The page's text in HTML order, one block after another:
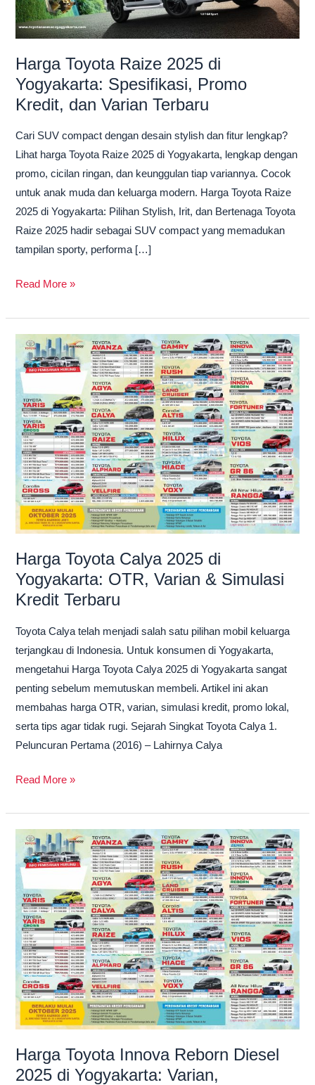
Harga Toyota Raize 2025 di
Yogyakarta: Spesifikasi, Promo
Kredit, dan Varian Terbaru
Cari SUV compact dengan desain stylish dan fitur lengkap?
Lihat harga Toyota Raize 2025 di Yogyakarta, lengkap dengan
promo, cicilan ringan, dan keunggulan tiap variannya. Cocok
untuk anak muda dan keluarga modern. Harga Toyota Raize
2025 di Yogyakarta: Pilihan Stylish, Irit, dan Bertenaga Toyota
Raize 2025 hadir sebagai SUV compact yang memadukan
tampilan sporty, performa […]
Yogyakarta:
Spesifikasi,
Promo
Kredit,
dan
Varian
Read More »
Harga Toyota Calya 2025 di
Yogyakarta: OTR, Varian & Simulasi
Kredit Terbaru
Toyota Calya telah menjadi salah satu pilihan mobil keluarga
terjangkau di Indonesia. Untuk konsumen di Yogyakarta,
mengetahui Harga Toyota Calya 2025 di Yogyakarta sangat
penting sebelum memutuskan membeli. Artikel ini akan
membahas harga OTR, varian, simulasi kredit, promo lokal,
serta tips agar tidak rugi. Sejarah Singkat Toyota Calya 1.
Peluncuran Pertama (2016) – Lahirnya Calya
Harga
Toyota
Calya
2025
di
Yogyakarta:
OTR,
Varian
&
Simulasi
Kredit
Terbaru
Read More »
Harga Toyota Innova Reborn Diesel
2025 di Yogyakarta: Varian,
Harga
Toyota
Innova
Reborn
Diesel
2025
di
Yogyakarta:
Varian,
Spesifikasi,
dan
Promo
Terbaru